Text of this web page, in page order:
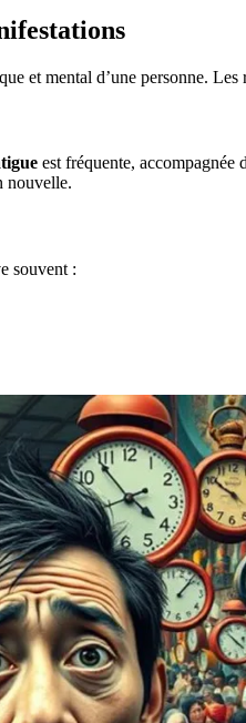
et mental d’une personne.
est fréquente, accompagnée
nouvelle.
souvent :